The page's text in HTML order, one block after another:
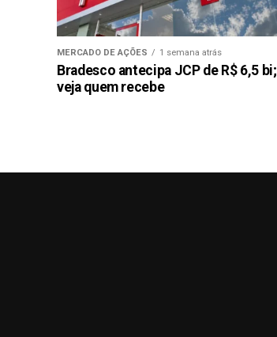
MERCADO DE AÇÕES 1 semana atrás
Bradesco antecipa JCP de R$ 6,5 bi;
veja quem recebe